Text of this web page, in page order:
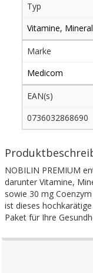
Typ
Vitamine,
Marke
Medicom
EAN(s)
0736032868690
NOBILIN PREMIUM
darunter Vitamine,
sowie 30 mg
ist dieses
Paket für Ihre